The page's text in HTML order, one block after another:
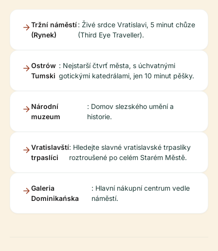
Tržní náměstí
(Rynek)
: Živé srdce Vratislavi, 5 minut chůze
(Third Eye Traveller).
Ostrów
Tumski
: Nejstarší čtvrť města, s úchvatnými
gotickými katedrálami, jen 10 minut pěšky.
Národní
muzeum
: Domov slezského umění a
historie.
Vratislavští
trpaslíci
: Hledejte slavné vratislavské trpaslíky
roztroušené po celém Starém Městě.
Galeria
Dominikańska
: Hlavní nákupní centrum vedle
náměstí.